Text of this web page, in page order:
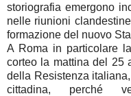
storiografia emergono
nelle riunioni
formazione del nuovo
A Roma in particolare
corteo la mattina del 25
della Resistenza
cittadina, perché